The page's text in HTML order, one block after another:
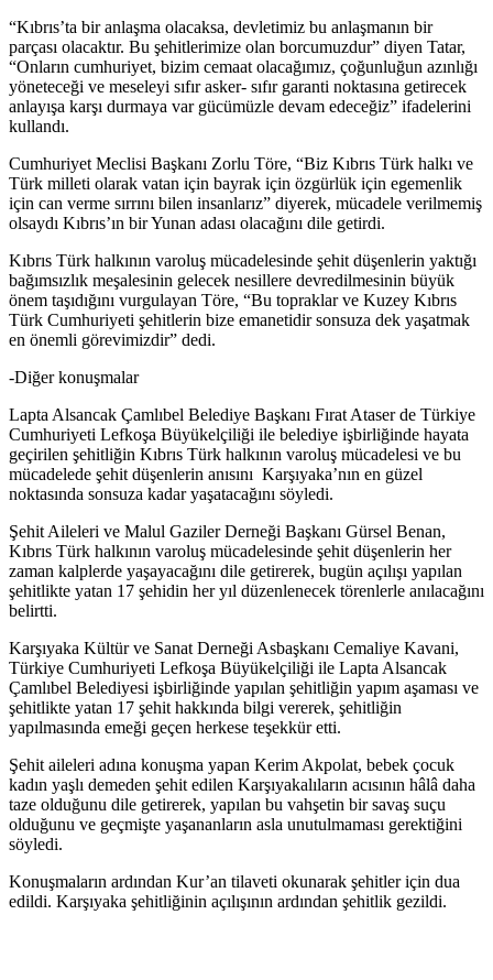
“Kıbrıs’ta bir anlaşma olacaksa, devletimiz bu anlaşmanın bir
parçası olacaktır. Bu şehitlerimize olan borcumuzdur” diyen Tatar,
“Onların cumhuriyet, bizim cemaat olacağımız, çoğunluğun azınlığı
yöneteceği ve meseleyi sıfır asker- sıfır garanti noktasına getirecek
anlayışa karşı durmaya var gücümüzle devam edeceğiz” ifadelerini
kullandı.
Cumhuriyet Meclisi Başkanı Zorlu Töre, “Biz Kıbrıs Türk halkı ve
Türk milleti olarak vatan için bayrak için özgürlük için egemenlik
için can verme sırrını bilen insanlarız” diyerek, mücadele verilmemiş
olsaydı Kıbrıs’ın bir Yunan adası olacağını dile getirdi.
Kıbrıs Türk halkının varoluş mücadelesinde şehit düşenlerin yaktığı
bağımsızlık meşalesinin gelecek nesillere devredilmesinin büyük
önem taşıdığını vurgulayan Töre, “Bu topraklar ve Kuzey Kıbrıs
Türk Cumhuriyeti şehitlerin bize emanetidir sonsuza dek yaşatmak
en önemli görevimizdir” dedi.
-Diğer konuşmalar
Lapta Alsancak Çamlıbel Belediye Başkanı Fırat Ataser de Türkiye
Cumhuriyeti Lefkoşa Büyükelçiliği ile belediye işbirliğinde hayata
geçirilen şehitliğin Kıbrıs Türk halkının varoluş mücadelesi ve bu
mücadelede şehit düşenlerin anısını Karşıyaka’nın en güzel
noktasında sonsuza kadar yaşatacağını söyledi.
Şehit Aileleri ve Malul Gaziler Derneği Başkanı Gürsel Benan,
Kıbrıs Türk halkının varoluş mücadelesinde şehit düşenlerin her
zaman kalplerde yaşayacağını dile getirerek, bugün açılışı yapılan
şehitlikte yatan 17 şehidin her yıl düzenlenecek törenlerle anılacağını
belirtti.
Karşıyaka Kültür ve Sanat Derneği Asbaşkanı Cemaliye Kavani,
Türkiye Cumhuriyeti Lefkoşa Büyükelçiliği ile Lapta Alsancak
Çamlıbel Belediyesi işbirliğinde yapılan şehitliğin yapım aşaması ve
şehitlikte yatan 17 şehit hakkında bilgi vererek, şehitliğin
yapılmasında emeği geçen herkese teşekkür etti.
Şehit aileleri adına konuşma yapan Kerim Akpolat, bebek çocuk
kadın yaşlı demeden şehit edilen Karşıyakalıların acısının hâlâ daha
taze olduğunu dile getirerek, yapılan bu vahşetin bir savaş suçu
olduğunu ve geçmişte yaşananların asla unutulmaması gerektiğini
söyledi.
Konuşmaların ardından Kur’an tilaveti okunarak şehitler için dua
edildi. Karşıyaka şehitliğinin açılışının ardından şehitlik gezildi.